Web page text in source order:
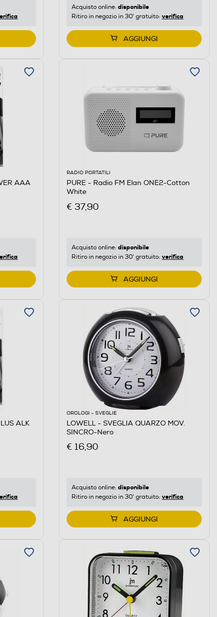
Acquisto online: disponibile
Ritiro in negozio in 30' gratuito: verifica
AGGIUNGI
AAA
RADIO PORTATILI
PURE - Radio FM Elan ONE2-Cotton
White
€ 37,90
Acquisto online: disponibile
Ritiro in negozio in 30' gratuito: verifica
AGGIUNGI
ALK
OROLOGI - SVEGLIE
LOWELL - SVEGLIA QUARZO MOV.
SINCRO-Nero
€ 16,90
Acquisto online: disponibile
Ritiro in negozio in 30' gratuito: verifica
AGGIUNGI